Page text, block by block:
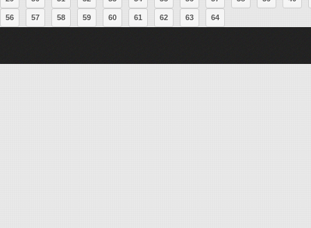
56 57 58 59 60 61 62 63 64